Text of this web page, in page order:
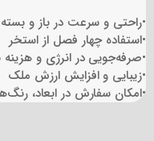
•راحتی و سرعت در باز و
•استفاده چهار فصل از استخر
•صرفه‌جویی در انرژی و هزینه
•زیبایی و افزایش ارزش ملک
•امکان سفارش در ابعاد،